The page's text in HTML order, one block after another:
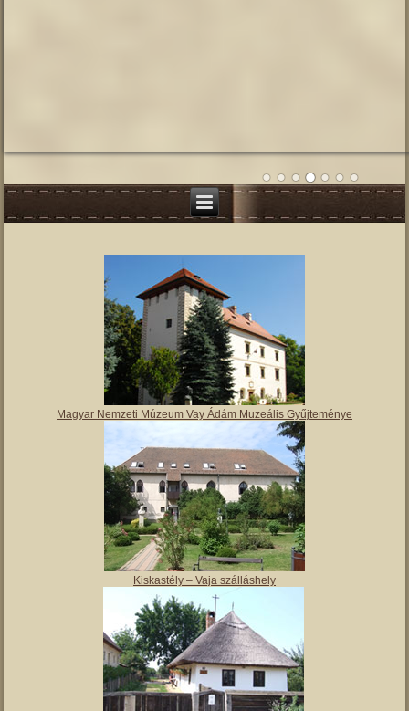
Magyar Nemzeti Múzeum Vay Ádám Muzeális Gyűjteménye
Kiskastély – Vaja szálláshely